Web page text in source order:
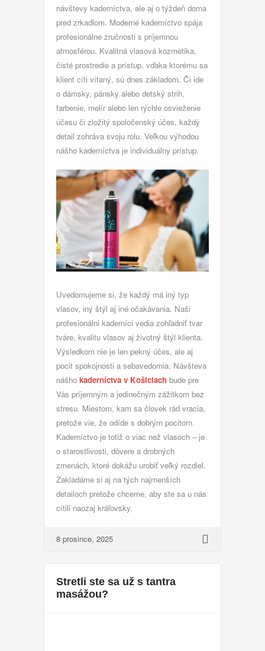
návštevy kaderníctva, ale aj o týždeň doma
pred zrkadlom. Moderné kaderníctvo spája
profesionálne zručnosti s príjemnou
atmosférou. Kvalitná vlasová kozmetika,
čisté prostredie a prístup, vďaka ktorému sa
klient cíti vítaný, sú dnes základom. Či ide
o dámsky, pánsky alebo detský strih,
farbenie, melír alebo len rýchle osvieženie
účesu či zložitý spoločenský účes, každý
detail zohráva svoju rolu. Veľkou výhodou
nášho kaderníctva je individuálny prístup.
Uvedomujeme si, že každý má iný typ
vlasov, iný štýl aj iné očakávania. Naši
profesionálni kaderníci vedia zohľadniť tvar
tváre, kvalitu vlasov aj životný štýl klienta.
Výsledkom nie je len pekný účes, ale aj
pocit spokojnosti a sebavedomia. Návšteva
nášho kaderníctva v Košiciach bude pre
Vás príjemným a jedinečným zážitkom bez
stresu. Miestom, kam sa človek rád vracia,
pretože vie, že odíde s dobrým pocitom.
Kaderníctvo je totiž o viac než vlasoch – je
o starostlivosti, dôvere a drobných
zmenách, ktoré dokážu urobiť veľký rozdiel.
Zakladáme si aj na tých najmenších
detailoch pretože chceme, aby ste sa u nás
cítili naozaj kráľovsky.
8 prosince, 2025
Stretli ste sa už s tantra
masážou?